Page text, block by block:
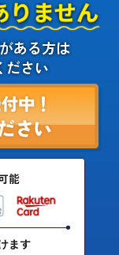
ある方は
ださい
能
ます